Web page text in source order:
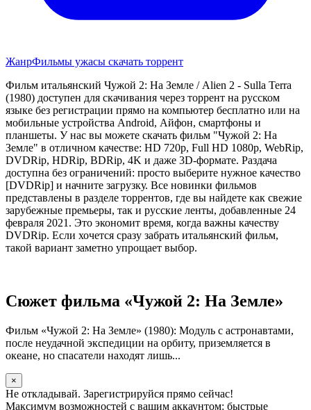
ЖанрФильмы ужасы скачать торрент
Фильм итальянский Чужой 2: На Земле / Alien 2 - Sulla Terra
(1980) доступен для скачивания через торрент на русском
языке без регистрации прямо на компьютер бесплатно или на
мобильные устройства Android, Айфон, смартфоны и
планшеты. У нас вы можете скачать фильм "Чужой 2: На
Земле" в отличном качестве: HD 720p, Full HD 1080p, WebRip,
DVDRip, HDRip, BDRip, 4K и даже 3D-формате. Раздача
доступна без ограничений: просто выберите нужное качество
[DVDRip] и начните загрузку. Все новинки фильмов
представлены в разделе торрентов, где вы найдете как свежие
зарубежные премьеры, так и русские ленты, добавленные 24
февраля 2021. Это экономит время, когда важны качеству
DVDRip. Если хочется сразу забрать итальянский фильм,
такой вариант заметно упрощает выбор.
Сюжет фильма «Чужой 2: На Земле»
Фильм «Чужой 2: На Земле» (1980): Модуль с астронавтами,
после неудачной экспедиции на орбиту, приземляется в
океане, но спасатели находят лишь...
×
Не откладывай. Зарегистрируйся прямо сейчас!
Максимум возможностей с вашим аккаунтом: быстрые